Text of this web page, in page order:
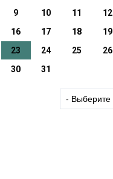
9
10 11 12
16
17 18 19
23
24 25 26
30
31